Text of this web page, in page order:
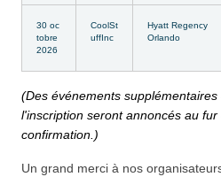
30 oc
tobre
2026
CoolSt
uffInc
Hyatt Regency
Orlando
(Des événements
l'inscription seront annoncés au
confirmation.)
Un grand merci à nos